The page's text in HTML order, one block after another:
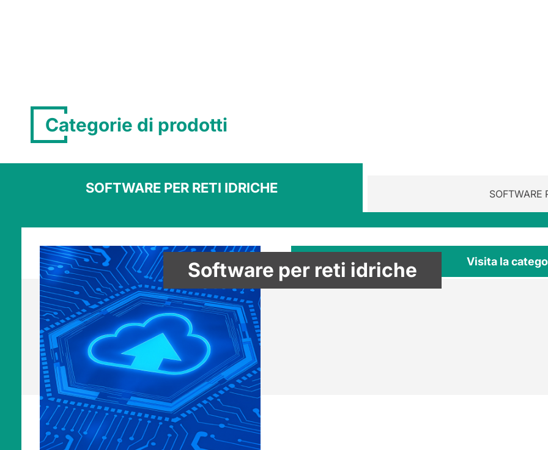
Categorie di prodotti
SOFTWARE PER RETI IDRICHE SOFTWARE
Software per reti idriche Visita la